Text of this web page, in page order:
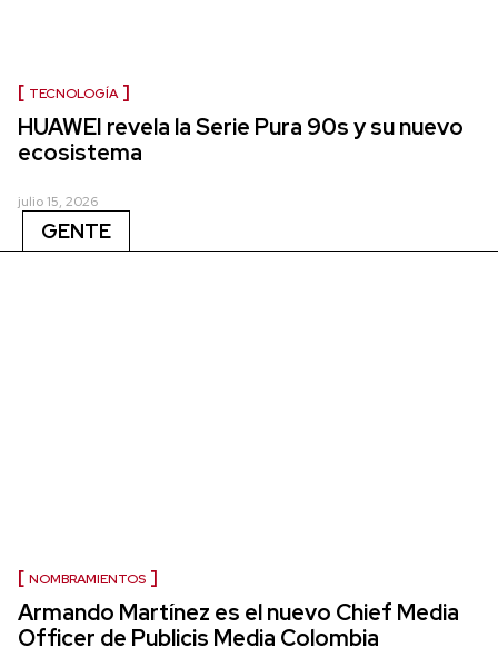
TECNOLOGÍA
HUAWEI revela la Serie Pura 90s y su nuevo
ecosistema
julio 15, 2026
GENTE
NOMBRAMIENTOS
Armando Martínez es el nuevo Chief Media
Officer de Publicis Media Colombia